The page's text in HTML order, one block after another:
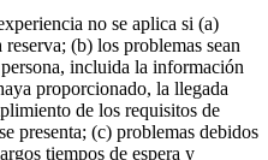
no se aplica si (a)
reserva; (b) los problemas sean
incluida la información
proporcionado, la llegada
de los requisitos de
presenta; (c) problemas debidos
tiempos de espera y